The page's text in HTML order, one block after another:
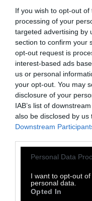
If you wish to opt-out
processing of your
targeted advertising by
section to confirm your
opt-out request is
interest-based ads
us or personal
your opt-out. You may
disclosure of your
IAB’s list of
also be disclosed by
Downstream
Personal Data
I want to opt-out
personal data.
Opted In
μιας σχολής
αόρατη
απευθύνονται
ταινία της
μεγαλειώδης και
θραύσματα ενός
οικογενειακής
που τραβήχτηκαν
για αρκετά
Σε αυτό το
για την αγάπη
τον ίδιο τον
και επιστολικές